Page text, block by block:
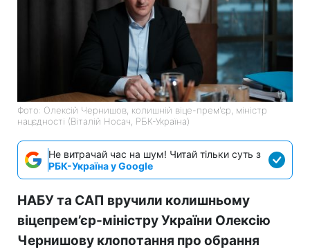
Фото: Олексій Чернишов, колишній віце-прем'єр, міністр
нацєдності (Віталій Носач, РБК-Україна)
Не витрачай час на шум! Читай тільки суть з
РБК-Україна у Google
НАБУ та САП вручили колишньому
віцепрем’єр-міністру України Олексію
Чернишову клопотання про обрання